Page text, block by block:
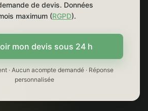
de devis. Données
maximum (RGPD).
mon devis sous 24 h
· Aucun acompte demandé · Réponse
personnalisée